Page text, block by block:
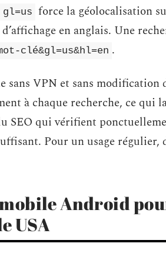
gl=us force la géolocalisation
en anglais. Une
clé&gl=us&hl=en .
sans VPN et sans modification
à chaque recherche, ce qui
SEO qui vérifient
Pour un usage régulier,
Android
USA